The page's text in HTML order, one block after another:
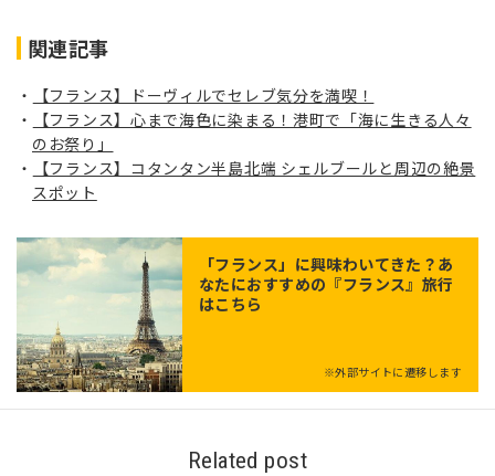
関連記事
【フランス】ドーヴィルでセレブ気分を満喫！
【フランス】心まで海色に染まる！港町で「海に生きる人々
のお祭り」
【フランス】コタンタン半島北端 シェルブールと周辺の絶景
スポット
「フランス」に興味わいてきた？あ
なたにおすすめの『フランス』旅行
はこちら
※外部サイトに遷移します
Related post